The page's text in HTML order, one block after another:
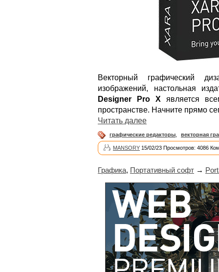
Векторный графический
изображений, настольная
Designer Pro X является
пространстве. Начните прямо
Читать далее
графические редакторы векторная
MANSORY 15/02/23 Просмотров: 4086
Графика, Портативный софт →